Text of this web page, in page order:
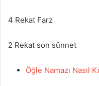
4 Rekat Farz
2 Rekat son sünnet
Öğle Namazı Nasıl